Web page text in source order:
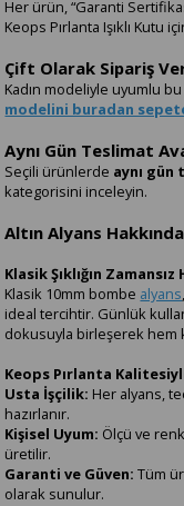
Her ürün, “Garanti
Keops Pırlanta Işıklı Kutu
Çift Olarak Sipariş
Kadın modeliyle uyumlu
modelini buradan
Aynı Gün Teslimat
Seçili ürünlerde aynı
kategorisini inceleyin.
Altın Alyans Hakkında
Klasik Şıklığın Zamansız
Klasik 10mm bombe alyans
ideal tercihtir. Günlük
dokusuyla birleşerek
Keops Pırlanta
Usta İşçilik: Her alyans,
hazırlanır.
Kişisel Uyum: Ölçü ve
üretilir.
Garanti ve Güven: Tüm
olarak sunulur.